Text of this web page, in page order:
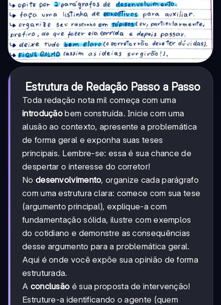
Estrutura de Redação Passo a Passo
Toda redação nota mil começa com uma
introdução bem construída. Inicie com uma
alusão ao contexto, apresente a problemática
de forma geral e exponha suas teses
principais. Lembre-se: essa é sua chance de
despertar o interesse do corretor!
No desenvolvimento, organize cada parágrafo
com uma estrutura clara: comece com sua tese
(argumento principal), explique-a com
fundamentação sólida, ilustre com exemplos
do cotidiano e demonstre as consequências
desse argumento para a problemática geral.
Aqui é onde você expõe sua opinião de forma
estruturada.
A conclusão é sua proposta de intervenção!
Estruture-a identificando o agente (quem